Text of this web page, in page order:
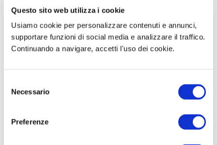
Questo sito web utilizza i cookie
Usiamo cookie per personalizzare contenuti e annunci,
supportare funzioni di social media e analizzare il traffico.
Continuando a navigare, accetti l'uso dei cookie.
Necessario
Preferenze
Conservazione degli alimenti: modalità
corrette di conservazione delle materie
prime
qualità
estetica del prodotto finale